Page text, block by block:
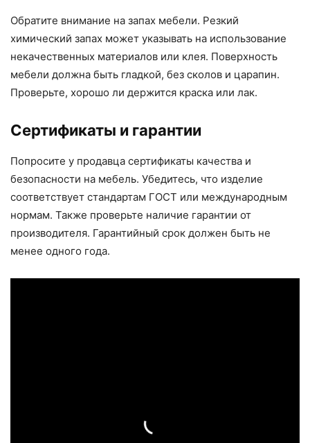
Обратите внимание на запах мебели. Резкий
химический запах может указывать на использование
некачественных материалов или клея. Поверхность
мебели должна быть гладкой, без сколов и царапин.
Проверьте, хорошо ли держится краска или лак.
Сертификаты и гарантии
Попросите у продавца сертификаты качества и
безопасности на мебель. Убедитесь, что изделие
соответствует стандартам ГОСТ или международным
нормам. Также проверьте наличие гарантии от
производителя. Гарантийный срок должен быть не
менее одного года.